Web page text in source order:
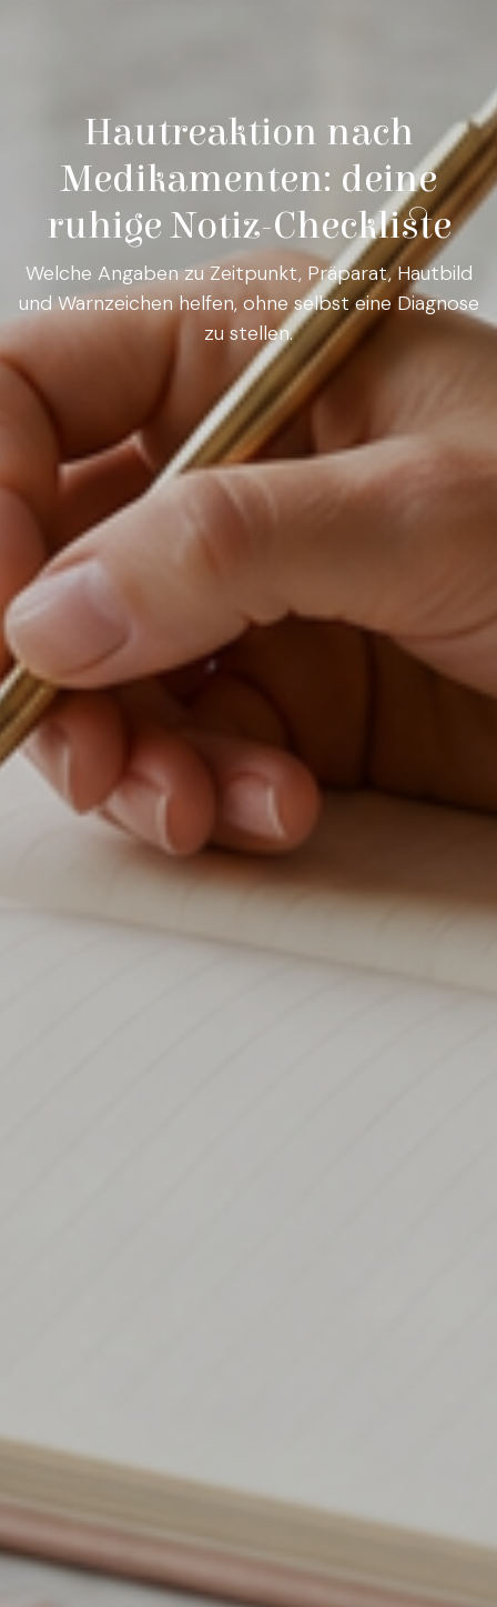
Hautreaktion nach
Medikamenten: deine
ruhige Notiz-Checkliste
Welche Angaben zu Zeitpunkt, Präparat, Hautbild
und Warnzeichen helfen, ohne selbst eine Diagnose
zu stellen.